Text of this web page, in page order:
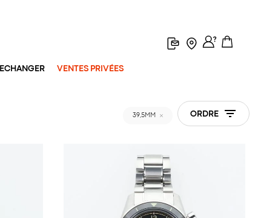
ECHANGER VENTES PRIVÉES
39,5MM ORDRE